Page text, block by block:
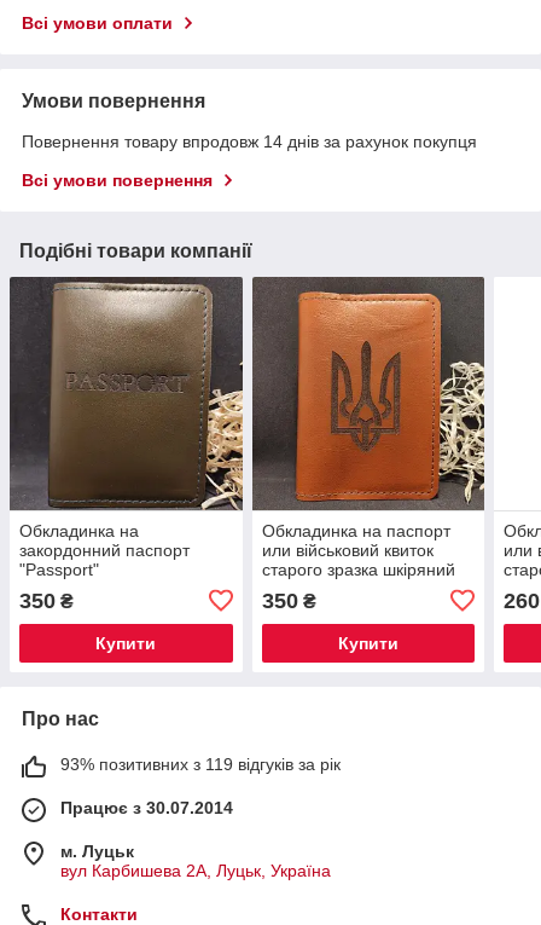
Всі умови оплати
Умови повернення
Повернення товару впродовж 14 днів за рахунок покупця
Всі умови повернення
Подібні товари компанії
Обкладинка на
закордонний паспорт
"Passport"
350 ₴
Купити
Обкладинка на паспорт
или військовий квиток
старого зразка шкіряний
350₴
Купити
или
260
Про нас
93% позитивних з 119 відгуків за рік
Працює з 30.07.2014
м. Луцьк
вул Карбишева 2А, Луцьк, Україна
Контакти